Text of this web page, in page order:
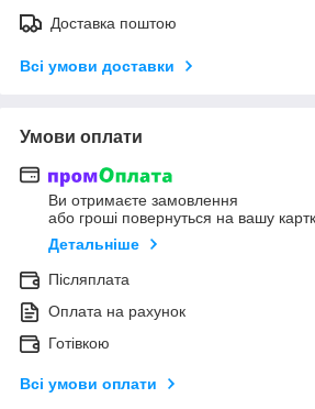
Доставка поштою
Всі умови доставки
Умови оплати
Ви отримаєте замовлення
або гроші повернуться на вашу
Детальніше
Післяплата
Оплата на рахунок
Готівкою
Всі умови оплати